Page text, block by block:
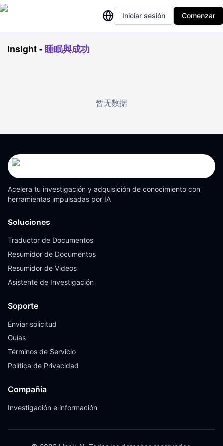
Iniciar sesión Comenzar
Insight- 睡眠與成功
暂无数据
Acelera tu investigación y adquisición de conocimiento con
herramientas impulsadas por IA
Soluciones
Traductor de Documentos
Resumidor de Documentos
Resumidor de Videos
Asistente de Investigación
Soporte
Enviar solicitud
Guías
Términos de Servicio
Política de Privacidad
Compañía
Investigación e información